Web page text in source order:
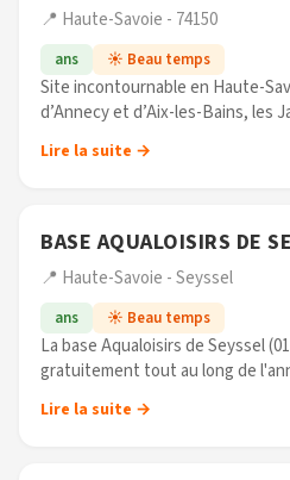
📍 Haute-Savoie - 74150
ans ☀️ Beau temps
Site incontournable en Haute-
d’Annecy et d’Aix-les-Bains, les
yeux d'enfants, ils (...)
Lire la suite →
BASE AQUALOISIRS DE
📍 Haute-Savoie - Seyssel
ans ☀️ Beau temps
La base Aqualoisirs de Seyssel
gratuitement tout au long de
pour les enfants (pyramide corde,
Lire la suite →